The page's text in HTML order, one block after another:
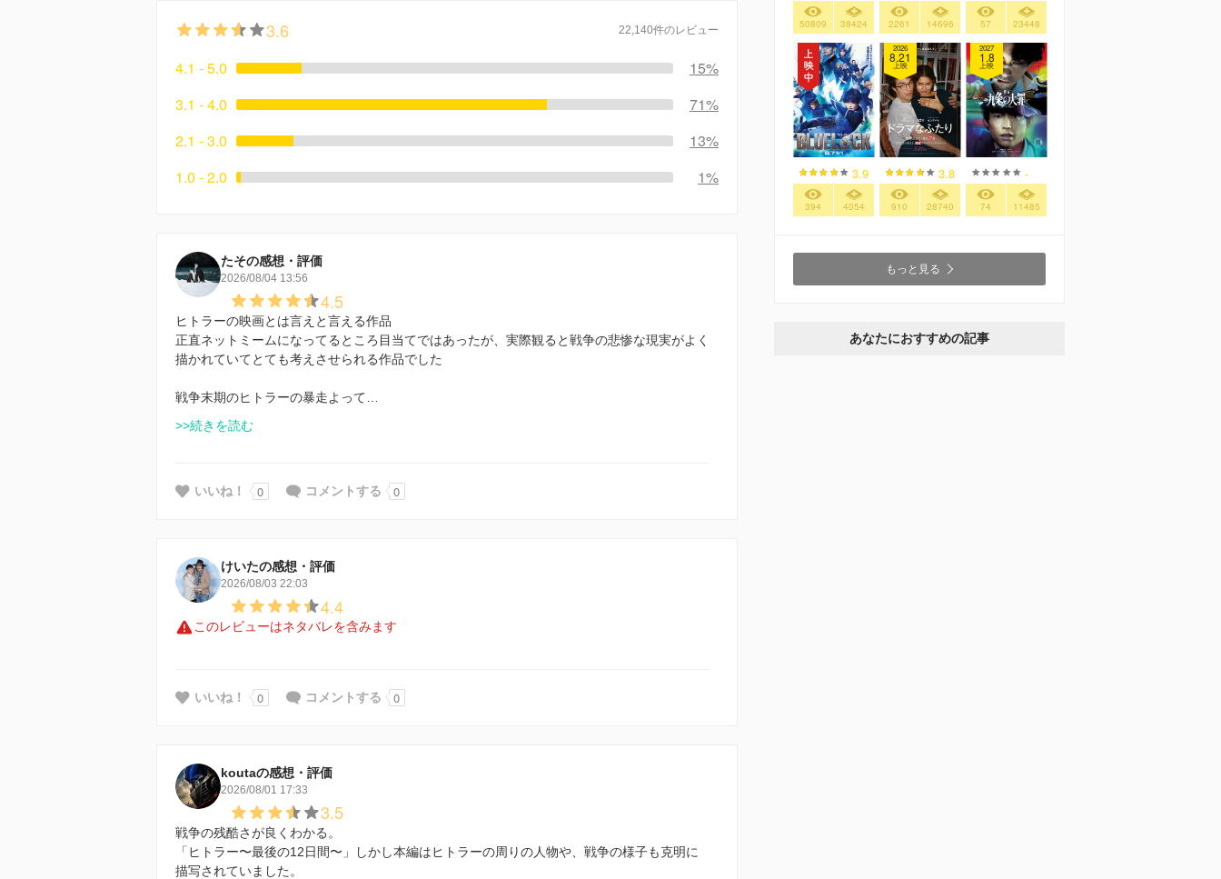
3.6 22,140件のレビュー
4.1 - 5.0
15%
3.1 - 4.0
71%
2.1 - 3.0
13%
1.0 - 2.0
1%
たその感想・評価
2026/08/04 13:56
4.5
ヒトラーの映画とは言えと言える作品
正直ネットミームになってるところ目当てではあったが、実際観ると戦争の悲惨な現実がよく
描かれていてとても考えさせられる作品でした
戦争末期のヒトラーの暴走よって…
>>続きを読む
いいね！ 0 コメントする 0
けいたの感想・評価
2026/08/03 22:03
4.4
このレビューはネタバレを含みます
いいね！ 0 コメントする 0
koutaの感想・評価
2026/08/01 17:33
3.5
戦争の残酷さが良くわかる。
「ヒトラー〜最後の12日間〜」しかし本編はヒトラーの周りの人物や、戦争の様子も克明に
描写されていました。
50809 38424 2261 14696 57 23448
3.9
394 4054
2026
8.21
上映
3.8
910 28740
2027
1.8
上映
-
74 11485
もっと見る
あなたにおすすめの記事